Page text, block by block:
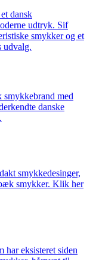
dansk
udtryk. Sif
smykker og et
udvalg.
med
danske
smykkedesinger,
smykker. Klik her
har eksisteret siden